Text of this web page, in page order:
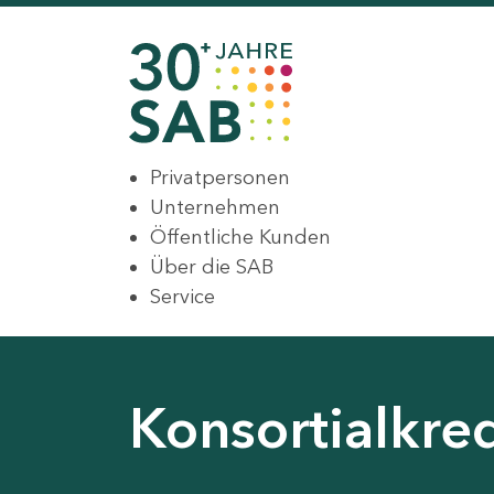
Privatpersonen
Unternehmen
Öffentliche Kunden
Über die SAB
Service